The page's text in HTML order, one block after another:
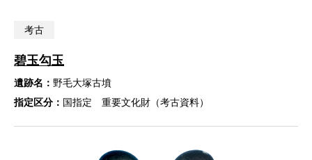
考古
碧玉勾玉
遺跡名： 野毛大塚古墳
指定区分： 国指定 重要文化財（考古資料）